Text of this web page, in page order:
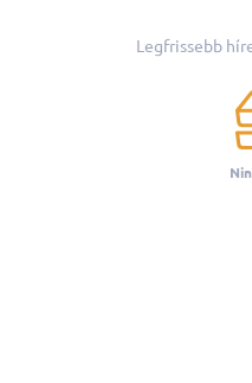
Legfrissebb